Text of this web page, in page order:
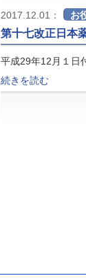
2017.12.01： お
第十七改正日本
平成29年12月１日
続きを読む